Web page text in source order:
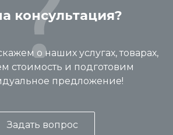
консультация?
о наших услугах, товарах,
стоимость и подготовим
предложение!
Задать вопрос